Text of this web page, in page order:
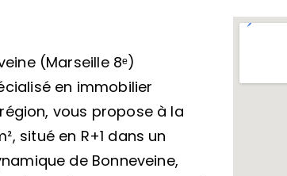
(Marseille 8ᵉ)
en immobilier
vous propose à la
situé en R+1 dans un
de Bonneveine,